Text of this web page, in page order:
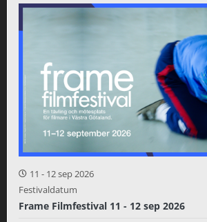
11 - 12 sep 2026
Festivaldatum
Frame Filmfestival 11 - 12 sep 2026